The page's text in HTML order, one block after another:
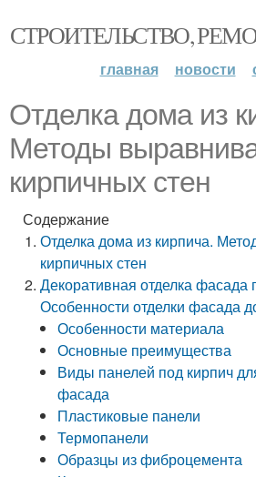
СТРОИТЕЛЬСТВО,
главная новости
Отделка дома из
Методы
кирпичных стен
Содержание
Отделка дома из кирпича.
кирпичных стен
Декоративная отделка фасада
Особенности отделки фасада
Особенности материала
Основные преимущества
Виды панелей под кирпич
фасада
Пластиковые панели
Термопанели
Образцы из фиброцемента